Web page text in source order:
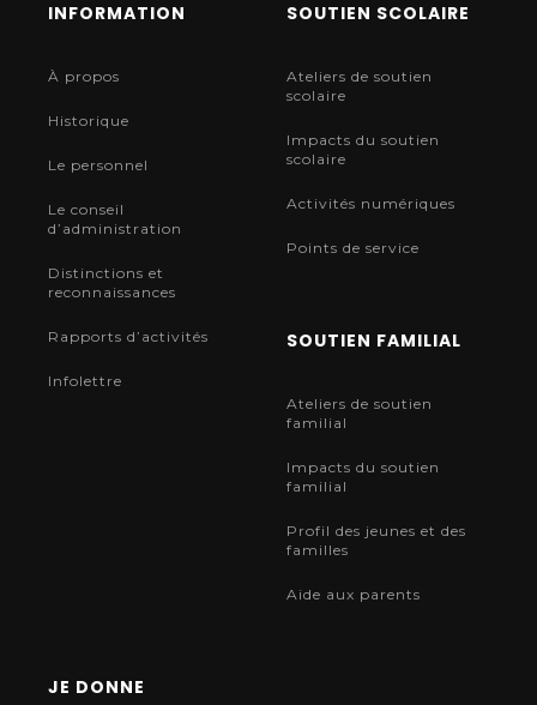
INFORMATION
À propos
Historique
Le personnel
Le conseil
d’administration
Distinctions et
reconnaissances
Rapports d’activités
Infolettre
SOUTIEN SCOLAIRE
Ateliers de soutien
scolaire
Impacts du soutien
scolaire
Activités numériques
Points de service
SOUTIEN FAMILIAL
Ateliers de soutien
familial
Impacts du soutien
familial
Profil des jeunes et des
familles
Aide aux parents
JE DONNE